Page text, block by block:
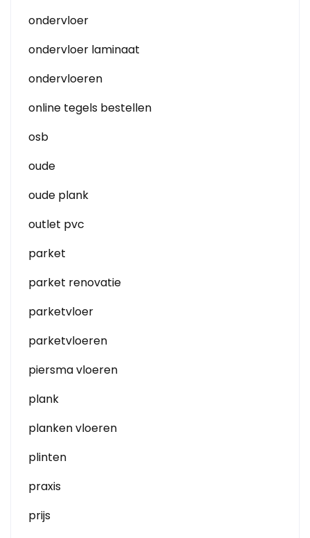
ondervloer
ondervloer laminaat
ondervloeren
online tegels bestellen
osb
oude
oude plank
outlet pvc
parket
parket renovatie
parketvloer
parketvloeren
piersma vloeren
plank
planken vloeren
plinten
praxis
prijs